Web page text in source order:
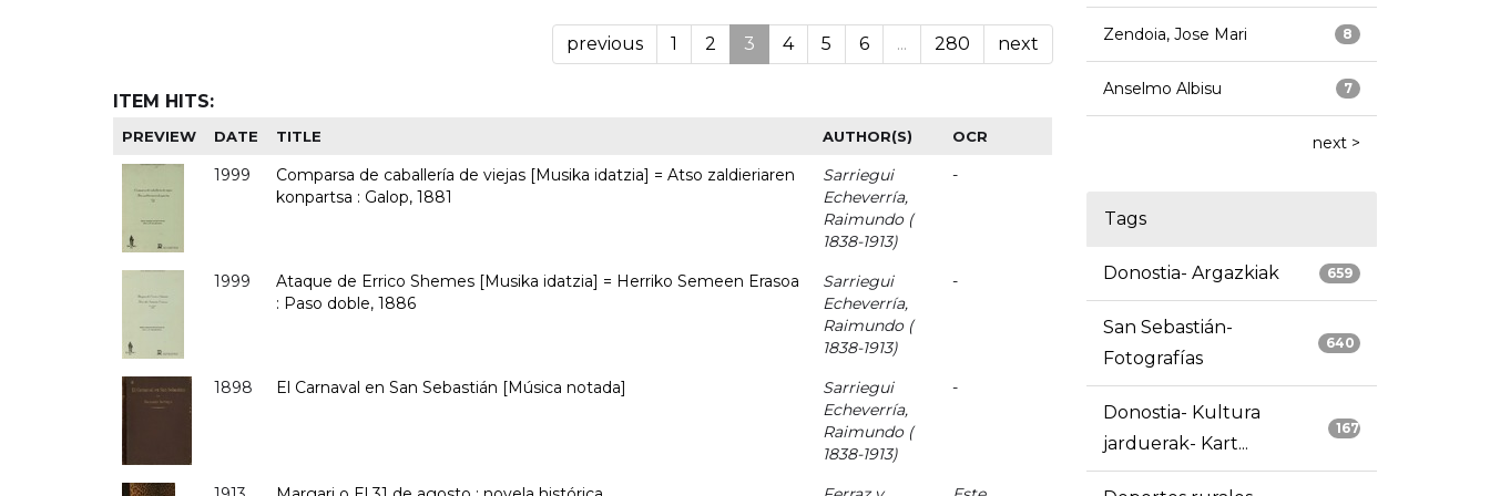
previous 1 2 3 4 5 6 ... 280 next
ITEM HITS:
PREVIEW DATE TITLE AUTHOR(S) OCR
1999
Comparsa de caballería de viejas [Musika idatzia] = Atso zaldieriaren
konpartsa : Galop, 1881
Sarriegui
Echeverría,
Raimundo (
1838-1913)
-
1999
Ataque de Errico Shemes [Musika idatzia] = Herriko Semeen Erasoa
: Paso doble, 1886
Sarriegui
Echeverría,
Raimundo (
1838-1913)
-
1898 El Carnaval en San Sebastián [Música notada]
Sarriegui
Echeverría,
Raimundo (
1838-1913)
-
8
Zendoia, Jose Mari
7
Anselmo Albisu
next >
Tags
659
Donostia- Argazkiak
640
San Sebastián-
Fotografías
167
Donostia- Kultura
jarduerak- Kart...